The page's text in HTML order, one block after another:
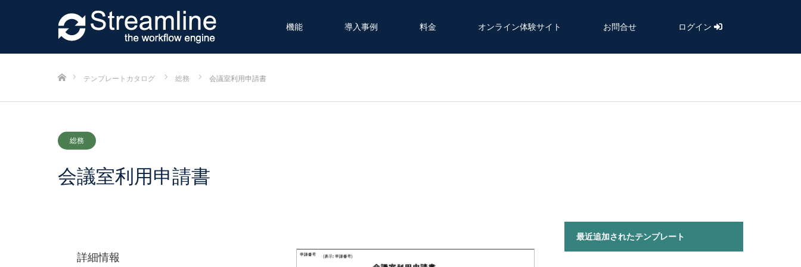
機能 導入事例 料金 オンライン体験サイト お問合せ ログイン
テンプレートカタログ
総務 会議室利用申請書
総務
会議室利用申請書
詳細情報
最近追加されたテンプレート